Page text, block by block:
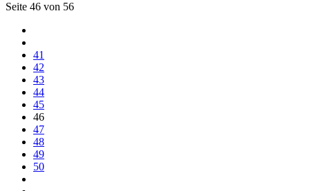
Seite 46 von 56
41
42
43
44
45
46
47
48
49
50